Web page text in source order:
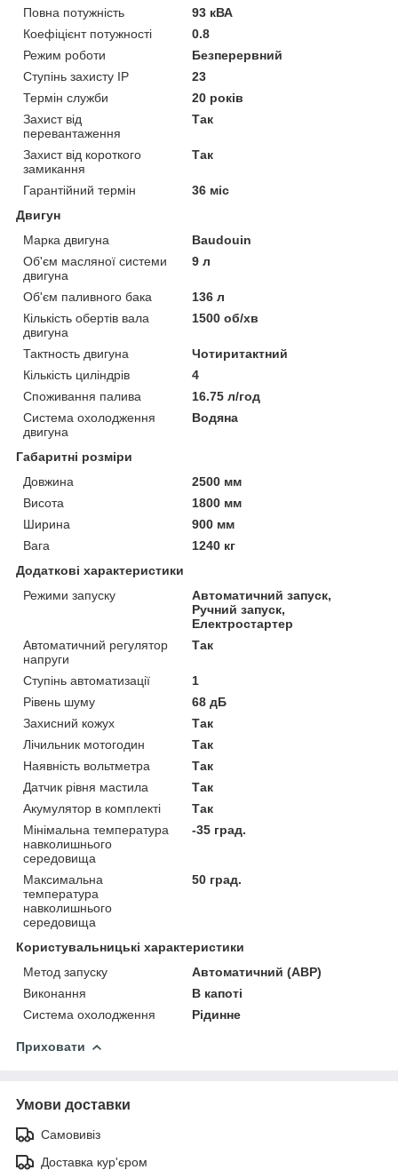
Повна потужність
93 кВА
Коефіцієнт потужності
0.8
Режим роботи
Безперервний
Ступінь захисту IP
23
Термін служби
20 років
Захист від
перевантаження
Так
Захист від короткого
замикання
Так
Гарантійний термін
36 міс
Двигун
Марка двигуна
Baudouin
Об'єм масляної системи
двигуна
9 л
Об'єм паливного бака
136 л
Кількість обертів вала
двигуна
1500 об/хв
Тактность двигуна
Чотиритактний
Кількість циліндрів
4
Споживання палива
16.75 л/год
Система охолодження
двигуна
Водяна
Габаритні розміри
Довжина
2500 мм
Висота
1800 мм
Ширина
900 мм
Вага
1240 кг
Додаткові характеристики
Режими запуску
Автоматичний запуск,
Ручний запуск,
Електростартер
Автоматичний регулятор
напруги
Так
Ступінь автоматизації
1
Рівень шуму
68 дБ
Захисний кожух
Так
Лічильник мотогодин
Так
Наявність вольтметра
Так
Датчик рівня мастила
Так
Акумулятор в комплекті
Так
Мінімальна температура
навколишнього
середовища
-35 град.
Максимальна
температура
навколишнього
середовища
50 град.
Користувальницькі характеристики
Метод запуску
Автоматичний (АВР)
Виконання
В капоті
Система охолодження
Рідинне
Приховати
Умови доставки
Самовивіз
Доставка кур'єром